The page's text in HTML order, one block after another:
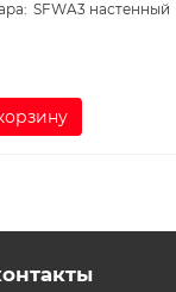
SFWA3 настенный